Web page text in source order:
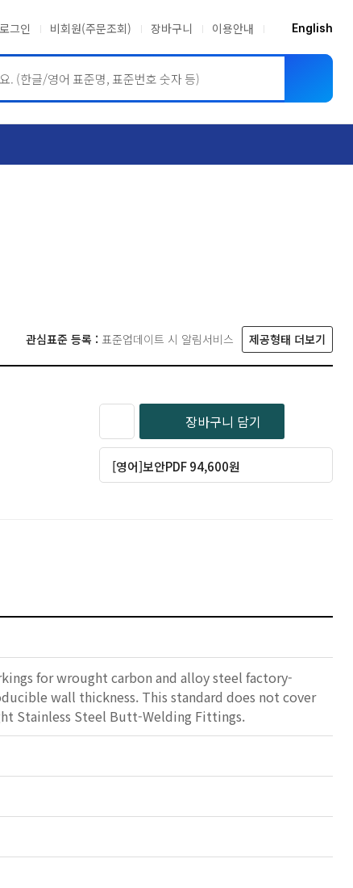
로그인 비회원(주문조회) 장바구니 이용안내 English
관심표준 등록 : 표준업데이트 시 알림서비스 제공형태 더보기
장바구니 담기
[영어]보안PDF 94,600원
for wrought carbon and alloy steel factory-
wall thickness. This standard does not cover
Stainless Steel Butt-Welding Fittings.